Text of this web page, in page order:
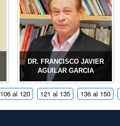
DR. FRANCISCO JAVIER
AGUILAR GARCIA
106 al 120 121 al 135 136 al 150